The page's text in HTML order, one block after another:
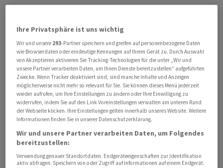
insgesamt 93 Milliarden
Euro , die am Montag auf ⁠dem
Gipfel «Choose France» von Präsident Emmanuel Macron
bekanntgegeben wurden.SoftBankplant demnach, bis
2031 in der ‌nördlichen Region Hauts-de-France drei
Rechenzentren für Künstliche Intelligenz (KI) ‌mit einer
Gesamtleistung von 3,1 Gigawatt zu ​errichten. Die
Anfangsinvestition beläuft sich auf 45 MilliardenEuro.
«Dies ist eine massive Investition», sagte
Masayoshi Son. Das Projekt werde Europa helfen, bei
der KI-Rechenkapazität zu den USA und China
aufzuholen. «Wir können Frankreich zum Zentrum
Ihre Privatsphäre ist uns wichtig
Wir und unsere 293-Partner speichern und greifen auf personenbezogene Daten
wie Browserdaten oder eindeutige Kennungen auf Ihrem Gerät zu. Durch Auswahl
von Akzeptieren aktivieren Sie Tracking-Technologien für die unter „Wir und
unsere Partner verarbeiten Daten, um Ihnen Dienste bereitzustellen“ aufgeführten
Zwecke. Wenn Tracker deaktiviert sind, sind manche Inhalte und Anzeigen
möglicherweise nicht mehr so relevant für Sie. Sie können dieses Menü jederzeit
wieder aufrufen, um Ihre Einstellungen zu ändern oder Ihre Einwilligung zu
widerrufen, indem Sie auf den Link Voreinstellungen verwalten am unteren Rand
der Webseite klicken. Ihre Einstellungen gelten innerhalb unseres Website. Weitere
Informationen finden Sie in unserer Datenschutzerklärung.
Wir und unsere Partner verarbeiten Daten, um Folgendes
bereitzustellen:
Verwendung genauer Standortdaten. Endgeräteeigenschaften zur Identifikation
aktiv abfragen. Speichern von oder Zugriff auf Informationen auf einem Endgerät.